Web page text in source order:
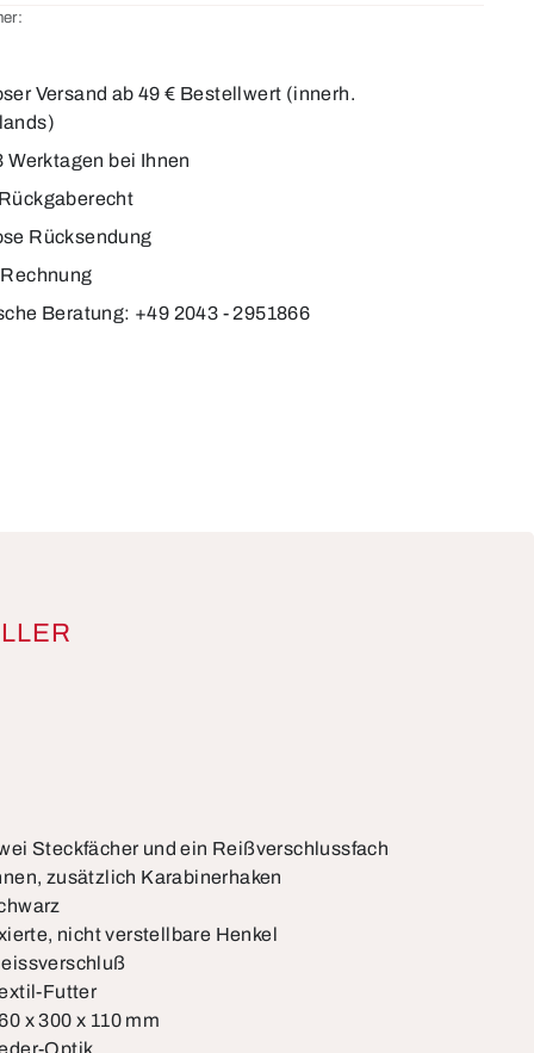
Versand ab 49 € Bestellwert (innerh.
Werktagen bei Ihnen
Rücksendung
Beratung: +49 2043 - 2951866
Steckfächer und ein Reißverschlussfach
zusätzlich Karabinerhaken
nicht verstellbare Henkel
Futter
x 300 x 110 mm
Optik